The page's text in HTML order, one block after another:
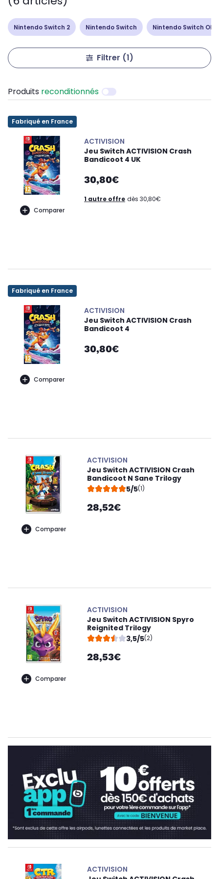
Nintendo Switch 2 Nintendo Switch Nintendo Switch
Filtrer (1)
Produits reconditionnés
Fabriqué en France
Comparer
ACTIVISION
Jeu Switch ACTIVISION Crash
Bandicoot 4 UK
30,80€
1 autre offre dès 30,80€
Fabriqué en France
Comparer
ACTIVISION
Jeu Switch ACTIVISION Crash
Bandicoot 4
30,80€
Comparer
ACTIVISION
Jeu Switch ACTIVISION Crash
Bandicoot N Sane Trilogy
5/5(1)
28,52€
Comparer
ACTIVISION
Jeu Switch ACTIVISION Spyro
Reignited Trilogy
3,5/5(2)
28,53€
ACTIVISION